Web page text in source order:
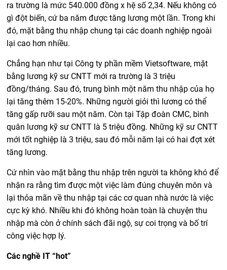
ra trường là mức 540.000 đồng x hệ số 2,34. Nếu không có
gì đột biến, cứ ba năm được tăng lương một lần. Trong khi
đó, mặt bằng thu nhập chung tại các doanh nghiệp ngoài
lại cao hơn nhiều.
Chẳng hạn như tại Công ty phần mềm Vietsoftware, mặt
bằng lương kỹ sư CNTT mới ra trường là 3 triệu
đồng/tháng. Sau đó, trung bình một năm thu nhập của họ
lại tăng thêm 15-20%. Những người giỏi thì lương có thể
tăng gấp rưỡi sau một năm. Còn tại Tập đoàn CMC, bình
quân lương kỹ sư CNTT là 5 triệu đồng. Những kỹ sư CNTT
mới tốt nghiệp là 3 triệu, sau đó mỗi năm lại có hai đợt xét
tăng lương.
Cứ nhìn vào mặt bằng thu nhập trên người ta không khó để
nhận ra rằng tìm được một việc làm đúng chuyên môn và
lại thỏa mãn về thu nhập tại các cơ quan nhà nước là việc
cực kỳ khó. Nhiều khi đó không hoàn toàn là chuyện thu
nhập mà còn ở chính sách đãi ngộ, sự coi trọng và bố trí
công việc hợp lý.
Các nghề IT “hot”